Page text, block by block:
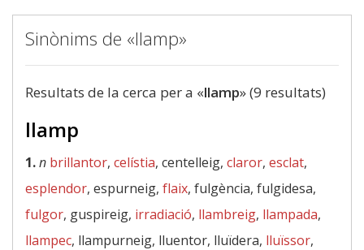
Sinònims de «llamp»
Resultats de la cerca per a «llamp» (9 resultats)
llamp
1.n brillantor, celístia, centelleig, claror, esclat,
esplendor, espurneig, flaix, fulgència, fulgidesa,
fulgor, guspireig, irradiació, llambreig, llampada,
llampec, llampurneig, lluentor, lluïdera, lluïssor,